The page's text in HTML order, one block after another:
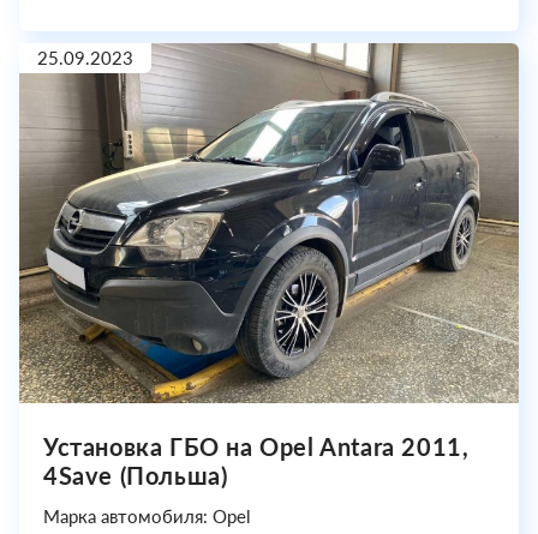
25.09.2023
Установка ГБО на Opel Antara 2011,
4Save (Польша)
Марка автомобиля: Opel